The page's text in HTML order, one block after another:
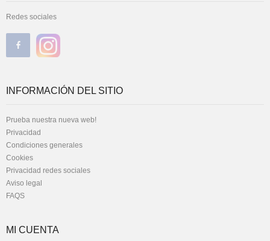
Redes sociales
INFORMACIÓN DEL SITIO
Prueba nuestra nueva web!
Privacidad
Condiciones generales
Cookies
Privacidad redes sociales
Aviso legal
FAQS
MI CUENTA